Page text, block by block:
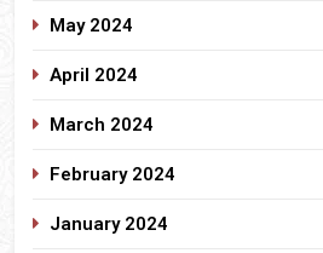
May 2024
April 2024
March 2024
February 2024
January 2024